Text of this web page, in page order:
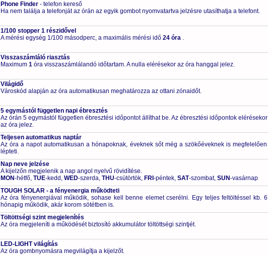
Phone Finder- telefon kereső
Ha nem találja a telefonját az órán az egyik gombot nyomvatartva jelzésre utasíthatja a telefont.
1/100 stopper 1 részidővel
A mérési egység 1/100 másodperc, a maximális mérési idő 24 óra .
Visszaszámláló riasztás
Maximum 1óra visszaszámlálandó időtartam. A nulla elérésekor az óra hanggal jelez.
Világidő
Városkód alapján az óra automatikusan meghatározza az ottani zónaidőt.
5 egymástól független napi ébresztés
Az órán 5 egymástól független ébresztési időpontot állíthat be. Az ébresztési időpontok elérésekor
az óra jelez.
Teljesen automatikus naptár
Az óra a napot automatikusan a hónapoknak, éveknek sőt még a szökőéveknek is megfelelően
lépteti.
Nap neve jelzése
A kijelzőn megjelenik a nap angol nyelvű rövidítése.
MON-hétfő, TUE-kedd, WED-szerda, THU-csütörtök, FRI -péntek, SAT-szombat, SUN-vasárnap
TOUGH SOLAR - a fényenergia működteti
Az óra fényenergiával működik, sohase kell benne elemet cserélni. Egy teljes feltöltéssel kb. 6
hónapig működik, akár korom sötétben is.
Töltöttségi szint megjelenítés
Az óra megjeleníti a működését biztosító akkumulátor töltöttségi szintjét.
LED-LIGHT világítás
Az óra gombnyomásra megvilágítja a kijelzőt.